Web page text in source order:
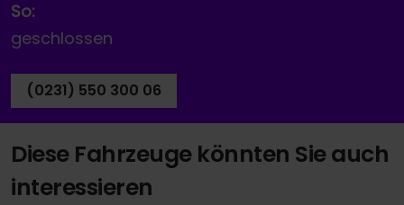
So:
geschlossen
(0231) 550 300 06
Diese Fahrzeuge könnten Sie auch
interessieren